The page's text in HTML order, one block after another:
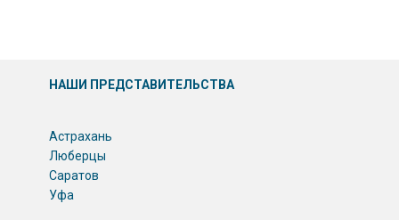
НАШИ ПРЕДСТАВИТЕЛЬСТВА
Астрахань
Люберцы
Саратов
Уфа